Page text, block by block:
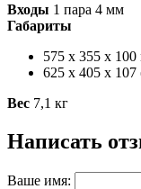
Входы 1 пара 4 мм
Габариты
575 х 355 х
625 х 405 х
Вес 7,1 кг
Написать
Ваше имя: